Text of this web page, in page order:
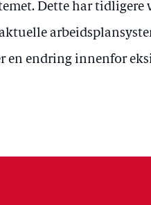
Dette har
en endring innenfor